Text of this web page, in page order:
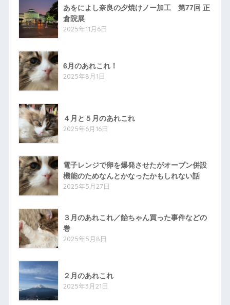
あをによし奈良の夕焼けノー加工 第77回 正
倉院展
2025年11月6日
6月のあれこれ！
2025年8月1日
４月と５月のあれこれ
2025年6月16日
電子レンジで卵を爆発させたがオーブン併設
機能のためなんとかなったかもしれない話
2025年5月27日
３月のあれこれ／飴ちゃん買った事件などの
巻
2025年5月8日
２月のあれこれ
2025年3月21日